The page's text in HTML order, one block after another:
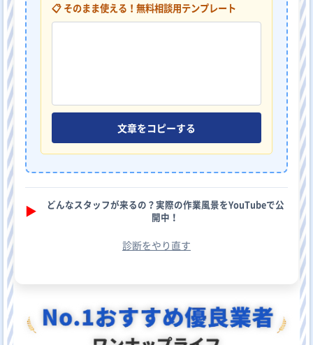
📋 そのまま使える！無料相談用テンプレート
文章をコピーする
▶︎
どんなスタッフが来るの？実際の作業風景をYouTubeで公
開中！
診断をやり直す